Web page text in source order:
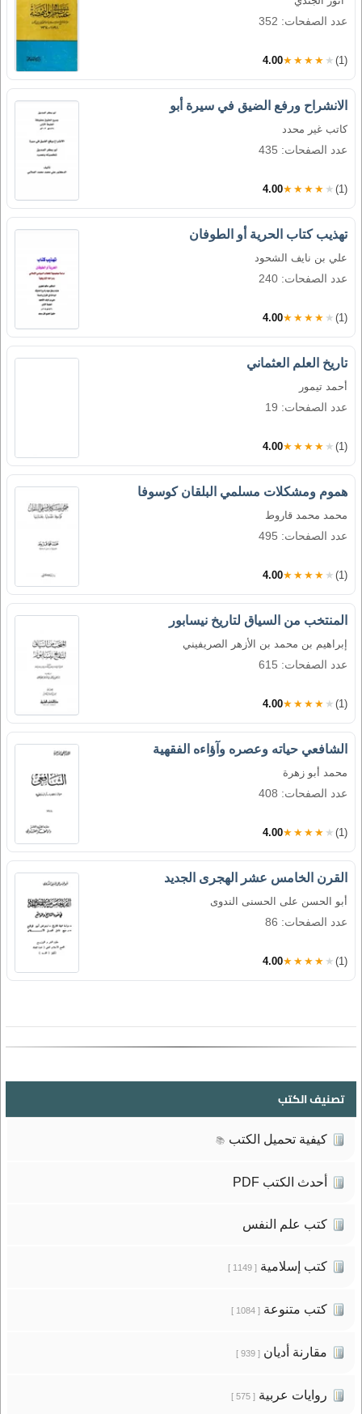
عدد الصفحات: 352
4.00★★★★★ (1)
الانشراح ورفع الضيق في سيرة أبو
كاتب غير محدد
عدد الصفحات: 435
4.00★★★★★ (1)
تهذيب كتاب الحرية أو الطوفان
علي بن نايف الشحود
عدد الصفحات: 240
4.00★★★★★ (1)
تاريخ العلم العثماني
أحمد تيمور
عدد الصفحات: 19
4.00★★★★★ (1)
هموم ومشكلات مسلمي البلقان كوسوفا
محمد محمد قاروط
عدد الصفحات: 495
4.00★★★★★ (1)
المنتخب من السياق لتاريخ نيسابور
إبراهيم بن محمد بن الأزهر الصريفيني
عدد الصفحات: 615
4.00★★★★★ (1)
الشافعي حياته وعصره وآؤاءه الفقهية
محمد أبو زهرة
عدد الصفحات: 408
4.00★★★★★ (1)
القرن الخامس عشر الهجرى الجديد
أبو الحسن على الحسنى الندوى
عدد الصفحات: 86
4.00★★★★★ (1)
تصنيف الكتب
كيفية تحميل الكتب 📚
أحدث الكتب PDF
كتب علم النفس
كتب إسلامية[ 1149 ]
كتب متنوعة[ 1084 ]
مقارنة أديان[ 939 ]
روايات عربية[ 575 ]